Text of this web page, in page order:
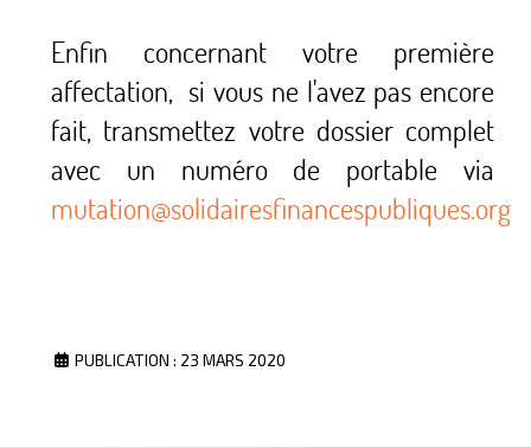
Enfin concernant votre première
affectation, si vous ne l'avez pas encore
fait, transmettez votre dossier complet
avec un numéro de portable via
mutation@solidairesfinancespubliques.org
PUBLICATION : 23 MARS 2020